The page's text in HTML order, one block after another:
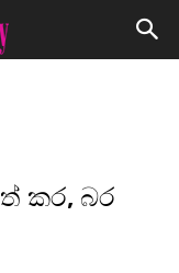
කර, බර